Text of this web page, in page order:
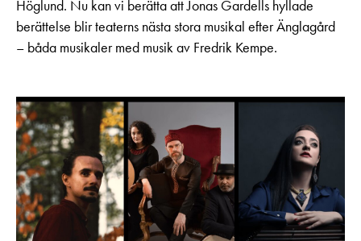
Höglund. Nu kan vi berätta att Jonas Gardells hyllade
berättelse blir teaterns nästa stora musikal efter Änglagård
– båda musikaler med musik av Fredrik Kempe.